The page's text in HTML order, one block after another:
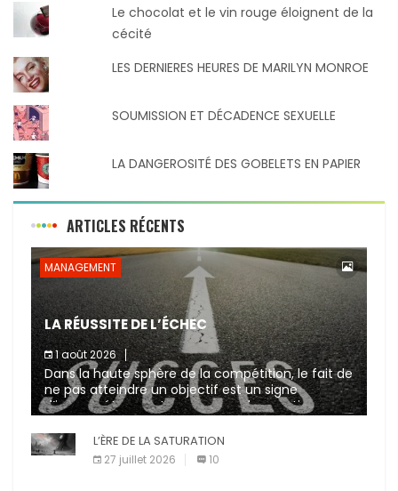
Le chocolat et le vin rouge éloignent de la
cécité
LES DERNIERES HEURES DE MARILYN MONROE
SOUMISSION ET DÉCADENCE SEXUELLE
LA DANGEROSITÉ DES GOBELETS EN PAPIER
ARTICLES RÉCENTS
MANAGEMENT
LA RÉUSSITE DE L’ÉCHEC
1 août 2026
Dans la haute sphère de la compétition, le fait de
ne pas atteindre un objectif est un signe
d’incompétence et une source de sanctions
diverses (avertissement, […]
L’ÈRE DE LA SATURATION
27 juillet 2026 10